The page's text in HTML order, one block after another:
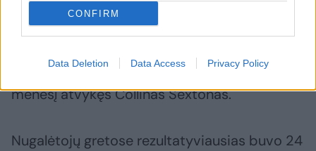
CONFIRM
Data Deletion Data Access Privacy Policy
M. Buzelio komandos draugas Joshas Giddey
surinko trigubą dublį: 18 taškų, 13 atkovotų
taškus pelnė po mainų į komandą vasario
mėnesį atvykęs Collinas Sextonas.
Nugalėtojų gretose rezultatyviausias buvo 24